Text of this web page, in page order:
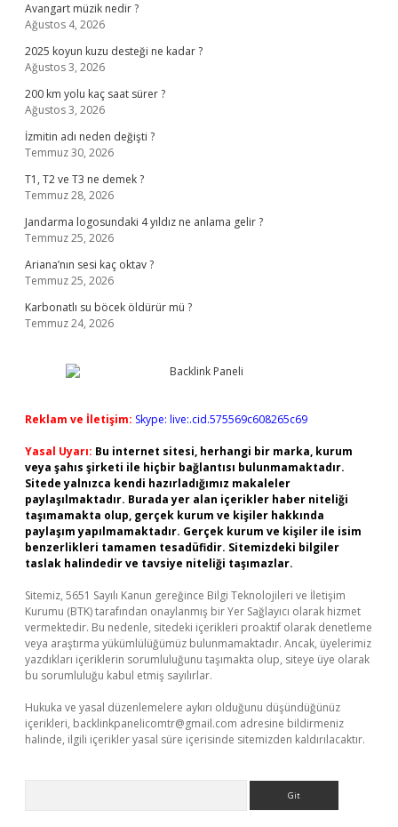
Avangart müzik nedir ?
Ağustos 4, 2026
2025 koyun kuzu desteği ne kadar ?
Ağustos 3, 2026
200 km yolu kaç saat sürer ?
Ağustos 3, 2026
İzmitin adı neden değişti ?
Temmuz 30, 2026
T1, T2 ve T3 ne demek ?
Temmuz 28, 2026
Jandarma logosundaki 4 yıldız ne anlama gelir ?
Temmuz 25, 2026
Ariana’nın sesi kaç oktav ?
Temmuz 25, 2026
Karbonatlı su böcek öldürür mü ?
Temmuz 24, 2026
Reklam ve İletişim: Skype: live:.cid.575569c608265c69
Yasal Uyarı: Bu internet sitesi, herhangi bir marka, kurum
veya şahıs şirketi ile hiçbir bağlantısı bulunmamaktadır.
Sitede yalnızca kendi hazırladığımız makaleler
paylaşılmaktadır. Burada yer alan içerikler haber niteliği
taşımamakta olup, gerçek kurum ve kişiler hakkında
paylaşım yapılmamaktadır. Gerçek kurum ve kişiler ile isim
benzerlikleri tamamen tesadüfidir. Sitemizdeki bilgiler
taslak halindedir ve tavsiye niteliği taşımazlar.
Sitemiz, 5651 Sayılı Kanun gereğince Bilgi Teknolojileri ve İletişim
Kurumu (BTK) tarafından onaylanmış bir Yer Sağlayıcı olarak hizmet
vermektedir. Bu nedenle, sitedeki içerikleri proaktif olarak denetleme
veya araştırma yükümlülüğümüz bulunmamaktadır. Ancak, üyelerimiz
yazdıkları içeriklerin sorumluluğunu taşımakta olup, siteye üye olarak
bu sorumluluğu kabul etmiş sayılırlar.
Hukuka ve yasal düzenlemelere aykırı olduğunu düşündüğünüz
içerikleri, backlinkpanelicomtr@gmail.com adresine bildirmeniz
halinde, ilgili içerikler yasal süre içerisinde sitemizden kaldırılacaktır.